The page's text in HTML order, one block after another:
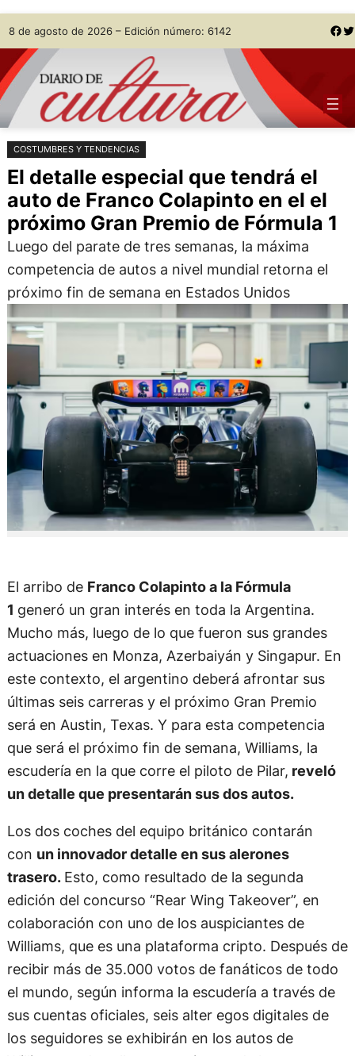
Saltar
al
contenido
Skip
to
content
8 de agosto de 2026 – Edición número: 6142 Facebook Twitter
COSTUMBRES Y TENDENCIAS
El detalle especial que tendrá el
auto de Franco Colapinto en el el
próximo Gran Premio de Fórmula 1
Luego del parate de tres semanas, la máxima
competencia de autos a nivel mundial retorna el
próximo fin de semana en Estados Unidos
El arribo de Franco Colapinto a la Fórmula
1 generó un gran interés en toda la Argentina.
Mucho más, luego de lo que fueron sus grandes
actuaciones en Monza, Azerbaiyán y Singapur. En
este contexto, el argentino deberá afrontar sus
últimas seis carreras y el próximo Gran Premio
será en Austin, Texas. Y para esta competencia
que será el próximo fin de semana, Williams, la
escudería en la que corre el piloto de Pilar, reveló
un detalle que presentarán sus dos autos.
Los dos coches del equipo británico contarán
con un innovador detalle en sus alerones
trasero. Esto, como resultado de la segunda
edición del concurso “Rear Wing Takeover”, en
colaboración con uno de los auspiciantes de
Williams, que es una plataforma cripto. Después de
recibir más de 35.000 votos de fanáticos de todo
el mundo, según informa la escudería a través de
sus cuentas oficiales, seis alter egos digitales de
los seguidores se exhibirán en los autos de